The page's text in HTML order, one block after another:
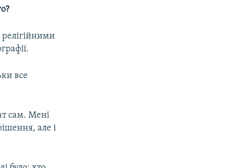
релігійними
все
сам. Мені
але і